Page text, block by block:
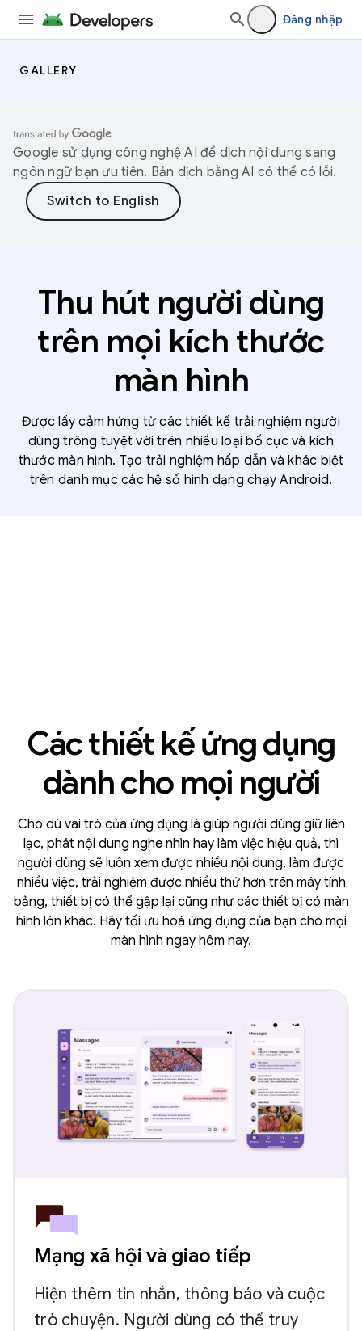
Đăng nhập
GALLERY
Google sử dụng công nghệ AI để dịch nội dung sang
ngôn ngữ bạn ưu tiên. Bản dịch bằng AI có thể có lỗi.
Thu hút người dùng
trên mọi kích thước
màn hình
Được lấy cảm hứng từ các thiết kế trải nghiệm người
dùng trông tuyệt vời trên nhiều loại bố cục và kích
thước màn hình. Tạo trải nghiệm hấp dẫn và khác biệt
trên danh mục các hệ số hình dạng chạy Android.
Các thiết kế ứng dụng
dành cho mọi người
Cho dù vai trò của ứng dụng là giúp người dùng giữ liên
lạc, phát nội dung nghe nhìn hay làm việc hiệu quả, thì
người dùng sẽ luôn xem được nhiều nội dung, làm được
nhiều việc, trải nghiệm được nhiều thứ hơn trên máy tính
bảng, thiết bị có thể gập lại cũng như các thiết bị có màn
hình lớn khác. Hãy tối ưu hoá ứng dụng của bạn cho mọi
màn hình ngay hôm nay.
Mạng xã hội và giao tiếp
Hiện thêm tin nhắn, thông báo và cuộc
trò chuyện. Người dùng có thể truy